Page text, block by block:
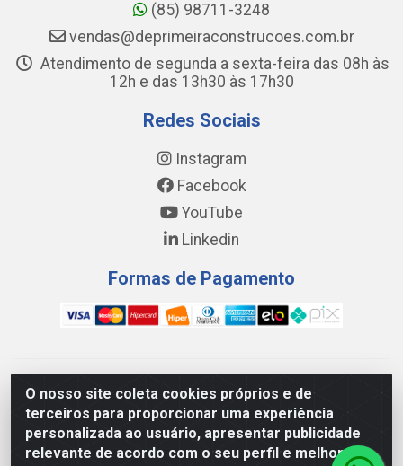
O nosso site coleta cookies próprios e de
terceiros para proporcionar uma experiência
personalizada ao usuário, apresentar publicidade
relevante de acordo com o seu perfil e melhorar a
(85) 98711-3248
vendas@deprimeiraconstrucoes.com.br
Atendimento de segunda a sexta-feira das 08h às
12h e das 13h30 às 17h30
Redes Sociais
Instagram
Facebook
YouTube
Linkedin
Formas de Pagamento
WING DISTRIBUIDORA COMÉRCIO E LOGÍSTICA DE MATERIAL
DE CONSTRUÇÕES LTDA - AV. DA INTEGRAÇÃO, 790 -
PATRÍCIA GOMES, CAUCAIA/CE - CEP 61.604-505 - CNPJ
17.523.384/0001-20